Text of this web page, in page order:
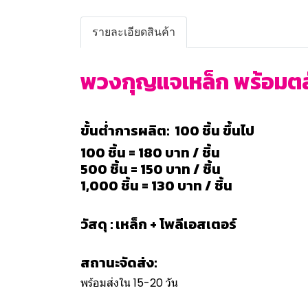
รายละเอียดสินค้า
พวงกุญแจเหล็ก พร้อมตลั
ขั้นต่ำการผลิต: 100 ชิ้น ขึ้นไป
100 ชิ้น = 180 บาท / ชิ้น
500 ชิ้น = 150 บาท / ชิ้น
1,000 ชิ้น = 130 บาท / ชิ้น
วัสดุ : เหล็ก + โพลีเอสเตอร์
สถานะจัดส่ง:
พร้อมส่งใน 15-20 วัน